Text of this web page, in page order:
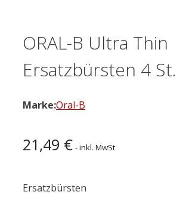
ORAL-B Ultra Thin
Ersatzbürsten 4 St.
Marke:Oral-B
21,49 € - inkl. MwSt
Ersatzbürsten